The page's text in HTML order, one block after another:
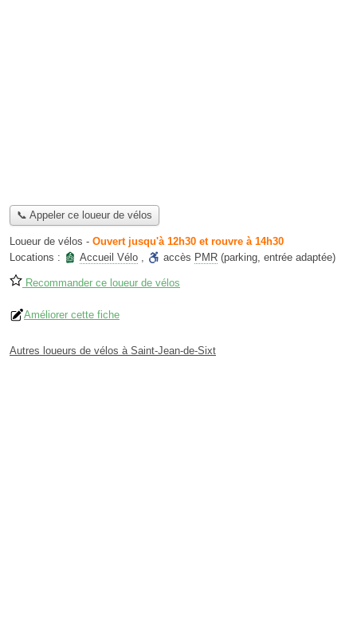
📞 Appeler ce loueur de vélos
Loueur de vélos - Ouvert jusqu'à 12h30 et rouvre à 14h30
Locations :
Accueil Vélo , accès PMR (parking, entrée adaptée)
Recommander ce loueur de vélos
Améliorer cette fiche
Autres loueurs de vélos à Saint-Jean-de-Sixt